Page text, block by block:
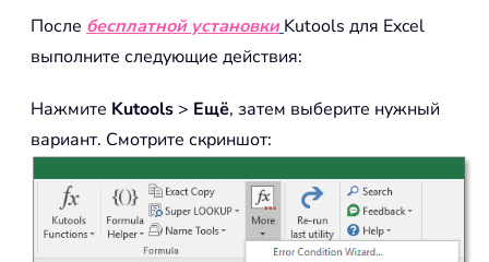
После бесплатной установки Kutools для Excel
выполните следующие действия:
Нажмите Kutools > Ещё, затем выберите нужный
вариант. Смотрите скриншот: